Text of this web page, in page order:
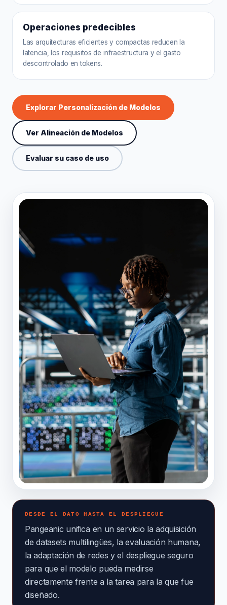
Operaciones predecibles
Las arquitecturas eficientes y compactas reducen la
latencia, los requisitos de infraestructura y el gasto
descontrolado en tokens.
Explorar Personalización de Modelos
Ver Alineación de Modelos
Evaluar su caso de uso
DESDE EL DATO HASTA EL DESPLIEGUE
Pangeanic unifica en un servicio la adquisición
de datasets multilingües, la evaluación humana,
la adaptación de redes y el despliegue seguro
para que el modelo pueda medirse
directamente frente a la tarea para la que fue
diseñado.